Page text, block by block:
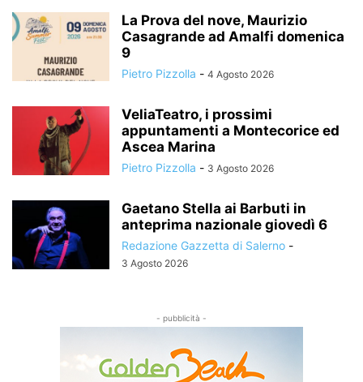
La Prova del nove, Maurizio
Casagrande ad Amalfi domenica
9
Pietro Pizzolla - 4 Agosto 2026
VeliaTeatro, i prossimi
appuntamenti a Montecorice ed
Ascea Marina
Pietro Pizzolla - 3 Agosto 2026
Gaetano Stella ai Barbuti in
anteprima nazionale giovedì 6
Redazione Gazzetta di Salerno -
3 Agosto 2026
- pubblicità -